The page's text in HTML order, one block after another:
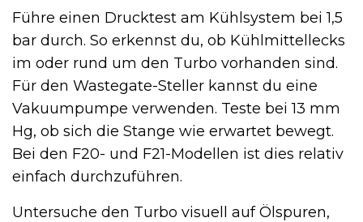
Führe einen Drucktest am Kühlsystem bei 1,5
bar durch. So erkennst du, ob Kühlmittellecks
im oder rund um den Turbo vorhanden sind.
Für den Wastegate-Steller kannst du eine
Vakuumpumpe verwenden. Teste bei 13 mm
Hg, ob sich die Stange wie erwartet bewegt.
Bei den F20- und F21-Modellen ist dies relativ
einfach durchzuführen.
Untersuche den Turbo visuell auf Ölspuren,